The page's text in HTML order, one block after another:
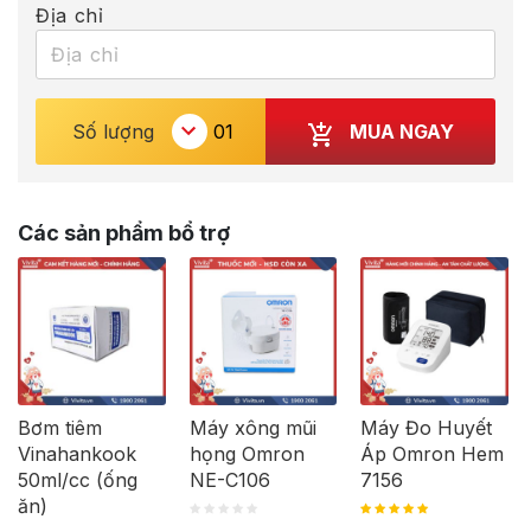
Địa chỉ
Số lượng MUA NGAY
Các sản phẩm bổ trợ
Bơm tiêm
Vinahankook
50ml/cc (ống
ăn)
Máy xông mũi
họng Omron
NE-C106
Máy Đo Huyết
Áp Omron Hem
7156